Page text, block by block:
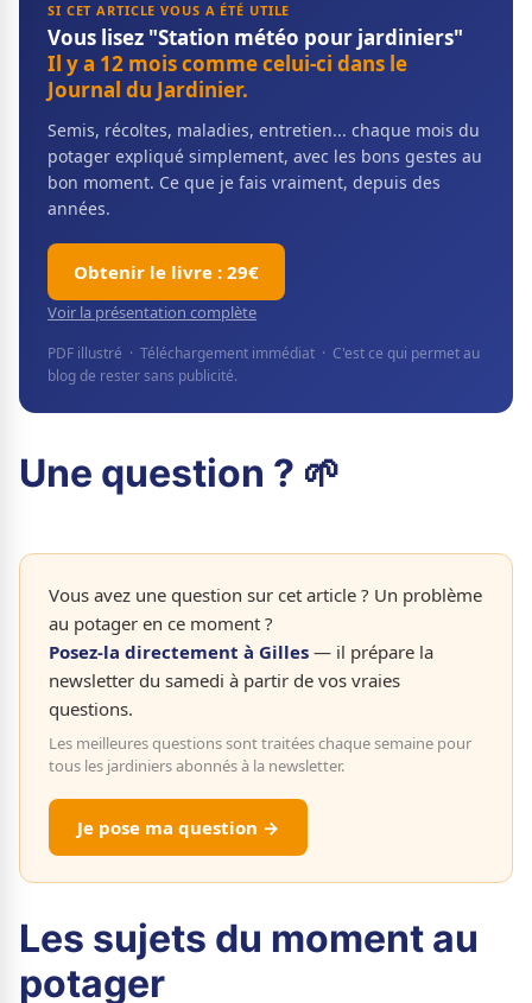
SI CET ARTICLE VOUS A ÉTÉ UTILE
Vous lisez "Station météo pour jardiniers"
Il y a 12 mois comme celui-ci dans le
Journal du Jardinier.
Semis, récoltes, maladies, entretien... chaque mois du
potager expliqué simplement, avec les bons gestes au
bon moment. Ce que je fais vraiment, depuis des
années.
Obtenir le livre : 29€
Voir la présentation complète
PDF illustré · Téléchargement immédiat · C'est ce qui permet au
blog de rester sans publicité.
Une question ? 🌱
Vous avez une question sur cet article ? Un problème
au potager en ce moment ?
Posez-la directement à Gilles — il prépare la
newsletter du samedi à partir de vos vraies
questions.
Les meilleures questions sont traitées chaque semaine pour
tous les jardiniers abonnés à la newsletter.
Je pose ma question →
Les sujets du moment au
potager